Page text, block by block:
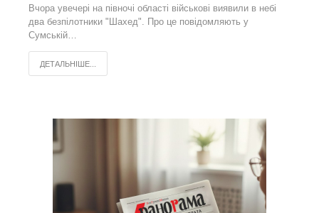
Вчора увечері на півночі області військові виявили в небі
два безпілотники "Шахед". Про це повідомляють у
Сумській…
ДЕТАЛЬНІШЕ...